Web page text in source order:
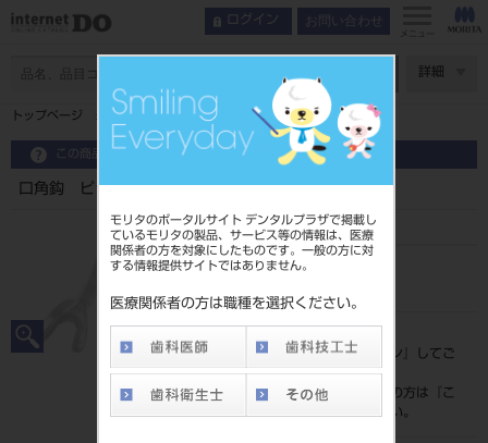
モリタのポータルサイト デンタルプラザで掲載し
ているモリタの製品、サービス等の情報は、医療
関係者の方を対象にしたものです。一般の方に対
する情報提供サイトではありません。
医療関係者の方は職種を選択ください。
ログイン お問い合わせ
メニュー
詳細
トップページ 口角鈎 ピジョン
この商品に関するお問い合わせ
口角鈎 ピジョン
品目コード
価格の確認は『ログイン
』してご
覧ください。
ネット会員登録がまだの方は『
こ
ちら』より登録ください。